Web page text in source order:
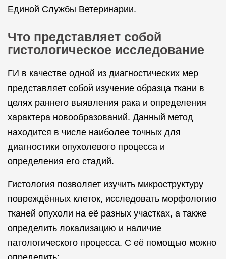
Единой Службы Ветеринарии.
Что представляет собой
гистологическое исследование
ГИ в качестве одной из диагностических мер
представляет собой изучение образца ткани в
целях раннего выявления рака и определения
характера новообразований. Данный метод
находится в числе наиболее точных для
диагностики опухолевого процесса и
определения его стадий.
Гистология позволяет изучить микроструктуру
повреждённых клеток, исследовать морфологию
тканей опухоли на её разных участках, а также
определить локализацию и наличие
патологического процесса. С её помощью можно